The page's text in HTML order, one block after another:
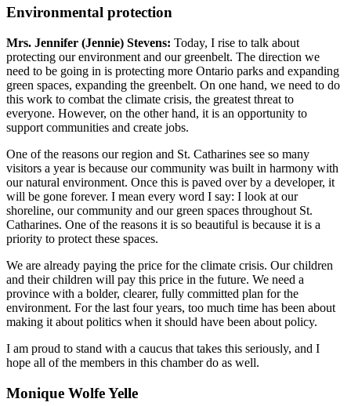
Environmental protection
Mrs. Jennifer (Jennie) Stevens: Today, I rise to talk about
protecting our environment and our greenbelt. The direction we
need to be going in is protecting more Ontario parks and expanding
green spaces, expanding the greenbelt. On one hand, we need to do
this work to combat the climate crisis, the greatest threat to
everyone. However, on the other hand, it is an opportunity to
support communities and create jobs.
One of the reasons our region and St. Catharines see so many
visitors a year is because our community was built in harmony with
our natural environment. Once this is paved over by a developer, it
will be gone forever. I mean every word I say: I look at our
shoreline, our community and our green spaces throughout St.
Catharines. One of the reasons it is so beautiful is because it is a
priority to protect these spaces.
We are already paying the price for the climate crisis. Our children
and their children will pay this price in the future. We need a
province with a bolder, clearer, fully committed plan for the
environment. For the last four years, too much time has been about
making it about politics when it should have been about policy.
I am proud to stand with a caucus that takes this seriously, and I
hope all of the members in this chamber do as well.
Monique Wolfe Yelle